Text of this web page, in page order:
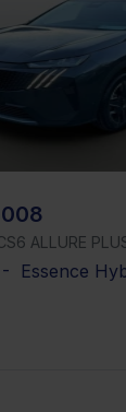
ALLURE
Essence